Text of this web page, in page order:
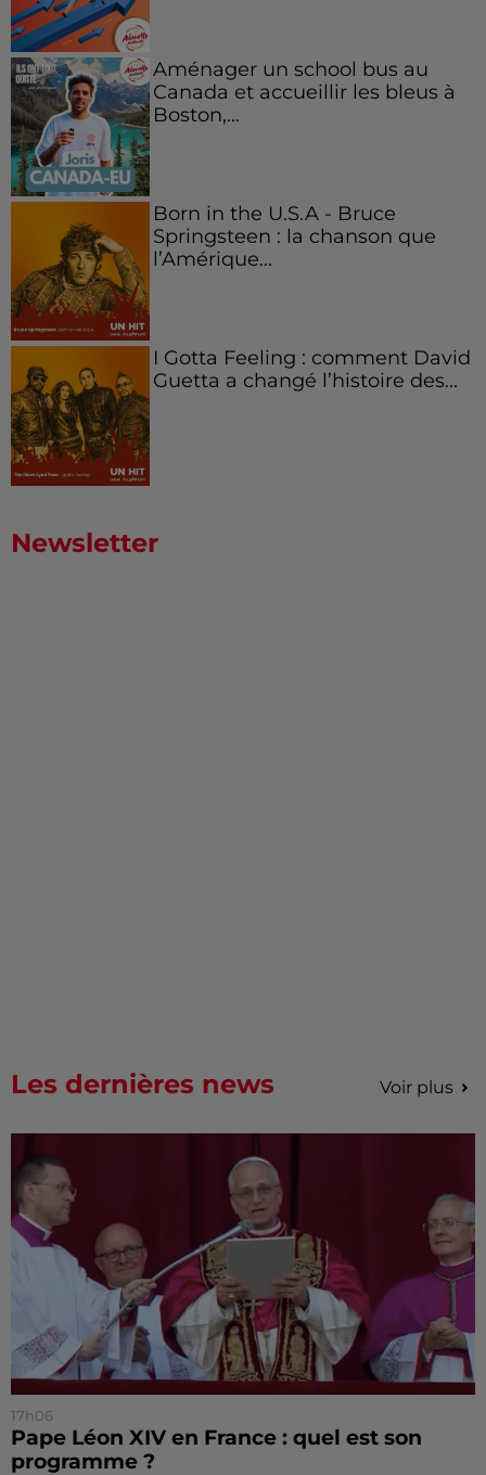
Aménager un school bus au
Canada et accueillir les bleus à
Boston,...
Born in the U.S.A - Bruce
Springsteen : la chanson que
l’Amérique...
I Gotta Feeling : comment David
Guetta a changé l’histoire des...
Newsletter
Les dernières news Voir plus
17h06
Pape Léon XIV en France : quel est son
programme ?